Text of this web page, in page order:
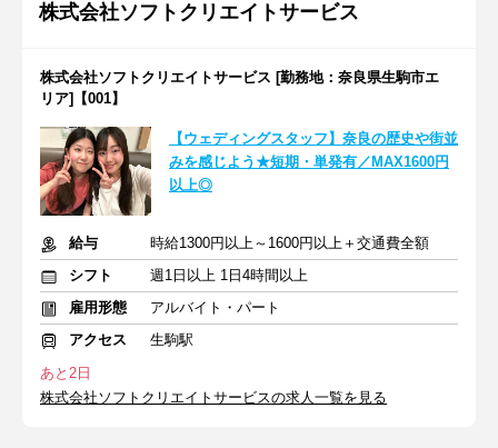
株式会社ソフトクリエイトサービス
株式会社ソフトクリエイトサービス [勤務地：奈良県生駒市エ
リア]【001】
【ウェディングスタッフ】奈良の歴史や街並
みを感じよう★短期・単発有／MAX1600円
以上◎
給与
時給1300円以上～1600円以上＋交通費全額
シフト
週1日以上 1日4時間以上
雇用形態
アルバイト・パート
アクセス
生駒駅
あと2日
株式会社ソフトクリエイトサービスの求人一覧を見る